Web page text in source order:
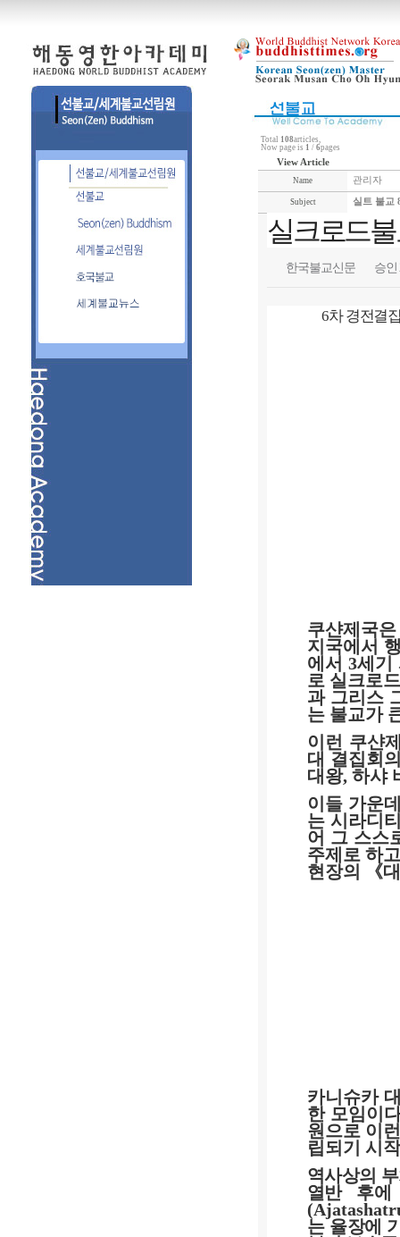
Total 108articles,
Now page is 1 / 6pages
View Article
Name 관리자
Subject 실트 불교
실크로드
한국불교신문 승인
6차 경전결
쿠샨제국
지국에서
에서 3세기
로 실크로
과 그리스
는 불교가
이런 쿠샨
대 결집회
대왕, 하샤
이들 가운
는 시라디
어 그 스스
주제로 하
현장의
《
카니슈카
한 모임이
원으로 이
립되기 시
역사상의
열반 후에
는 율장에